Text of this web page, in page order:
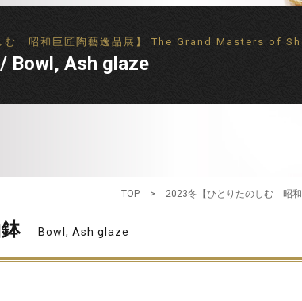
む 昭和巨匠陶藝逸品展】 The Grand Masters of
Bowl, Ash glaze
TOP > 2023冬【ひとりたのしむ 昭
Bowl, Ash glaze